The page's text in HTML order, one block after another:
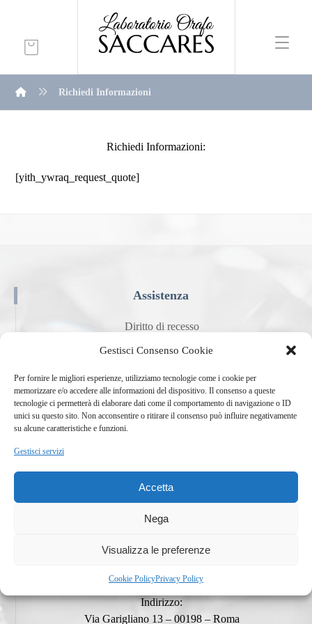
Gestisci Consenso Cookie
Per fornire le migliori esperienze, utilizziamo tecnologie come i cookie per
memorizzare e/o accedere alle informazioni del dispositivo. Il consenso a queste
tecnologie ci permetterà di elaborare dati come il comportamento di navigazione o ID
unici su questo sito. Non acconsentire o ritirare il consenso può influire negativamente
su alcune caratteristiche e funzioni.
Gestisci servizi
Accetta
Nega
Visualizza le preferenze
Cookie PolicyPrivacy Policy
Richiedi Informazioni
Richiedi Informazioni:
[yith_ywraq_request_quote]
Assistenza
Diritto di recesso
Privacy
Servizi
Riparazioni
Whishlist
Indirizzo:
Via Garigliano 13 – 00198 – Roma